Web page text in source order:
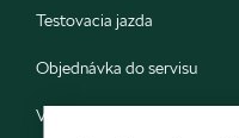
Testovacia jazda
Objednávka do servisu
Vozidlá ihneď k odberu